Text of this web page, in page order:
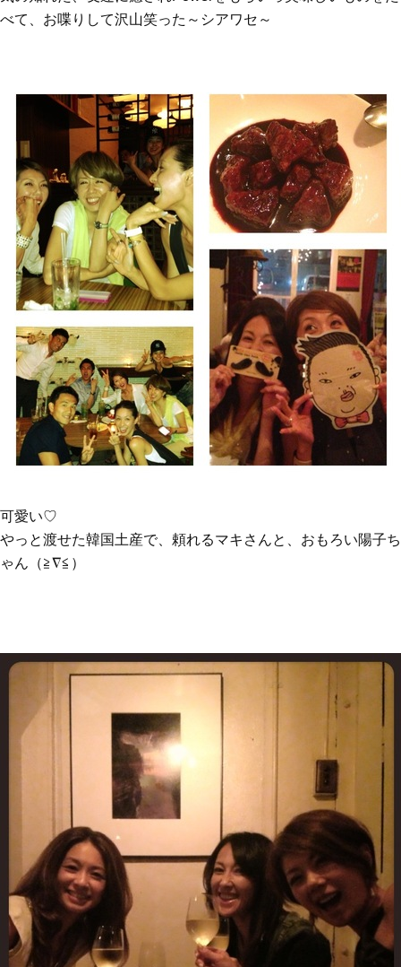
べて、お喋りして沢山笑った～シアワセ～
可愛い♡
やっと渡せた韓国土産で、頼れるマキさんと、おもろい陽子ち
ゃん（≧∇≦）